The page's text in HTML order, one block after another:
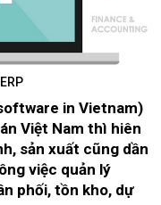
in Vietnam)
Việt Nam thì hiên
sản xuất cũng dần
việc quản lý
phối, tồn kho, dự